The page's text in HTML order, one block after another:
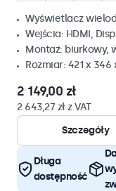
Wyświetlacz
Wejścia: HDMI,
Montaż: biurkowy,
Rozmiar: 421 x 346
2 149,00 zł
2 643,27 zł z VAT
Szczegóły
Długa
dostępność